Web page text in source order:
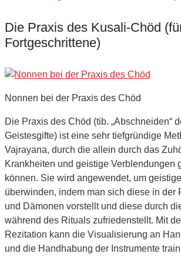
Die Praxis des Kusali-Chöd
Fortgeschrittene)
Nonnen bei der Praxis des Chöd
Die Praxis des Chöd (tib. „Abschneiden“
Geistesgifte) ist eine sehr tiefgründige
Vajrayana, durch die allein durch das
Krankheiten und geistige Verblendungen
können. Sie wird angewendet, um
überwinden, indem man sich diese in der
und Dämonen vorstellt und diese durch
während des Rituals zufriedenstellt. Mit
Rezitation kann die Visualisierung an
und die Handhabung der Instrumente